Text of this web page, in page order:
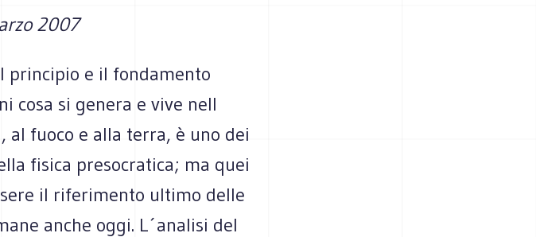
2007
principio e il fondamento
cosa si genera e vive nell
al fuoco e alla terra, è uno dei
fisica presocratica; ma quei
il riferimento ultimo delle
anche oggi. L´analisi del